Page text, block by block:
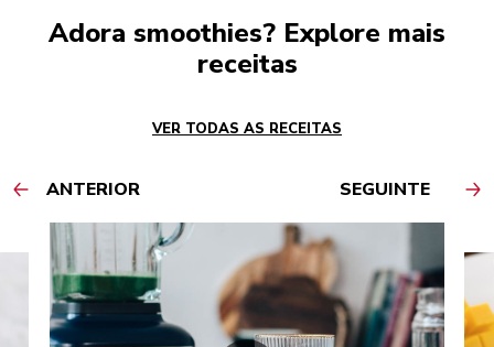
Adora smoothies? Explore mais
receitas
VER TODAS AS RECEITAS
ANTERIOR SEGUINTE